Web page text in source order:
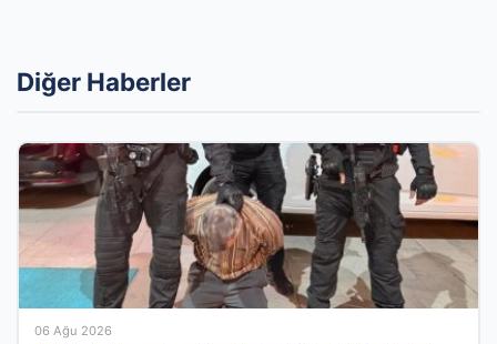
Diğer Haberler
06 Ağu 2026